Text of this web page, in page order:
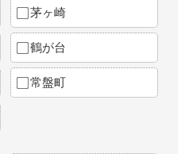
茅ヶ崎
鶴が台
常盤町